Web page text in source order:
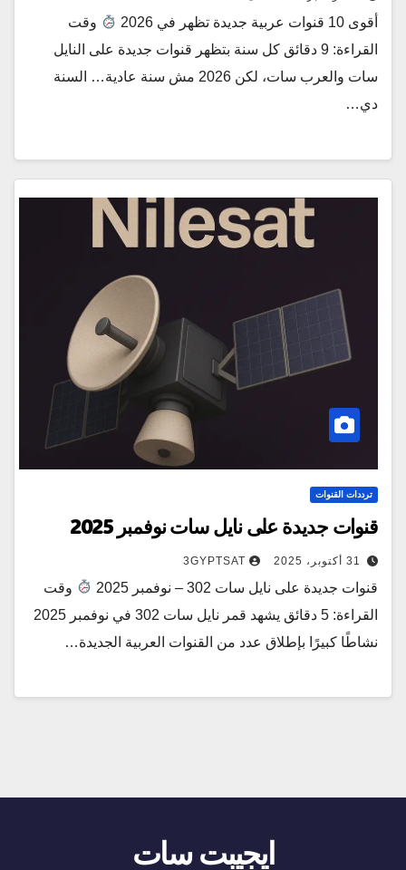
أقوى 10 قنوات عربية جديدة تظهر في 2026
وقت
القراءة: 9 دقائق كل سنة بتظهر قنوات جديدة على النايل
سات والعرب سات، لكن 2026 مش سنة عادية… السنة
دي…
ترددات القنوات
قنوات جديدة على نايل سات نوفمبر 2025
31 أكتوبر، 2025 3GYPTSAT
قنوات جديدة على نايل سات 302 – نوفمبر 2025
وقت
القراءة: 5 دقائق يشهد قمر نايل سات 302 في نوفمبر 2025
نشاطًا كبيرًا بإطلاق عدد من القنوات العربية الجديدة…
ايجيبت سات